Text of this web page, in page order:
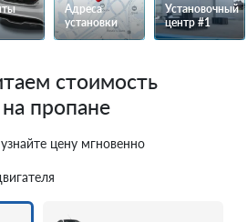
Адреса
установки
Установочный
центр #1
стоимость
пропане
цену мгновенно